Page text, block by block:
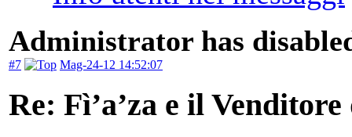
Administrator has
#7 Mag-24-12 14:52:07
Re: Fì’a’za e il